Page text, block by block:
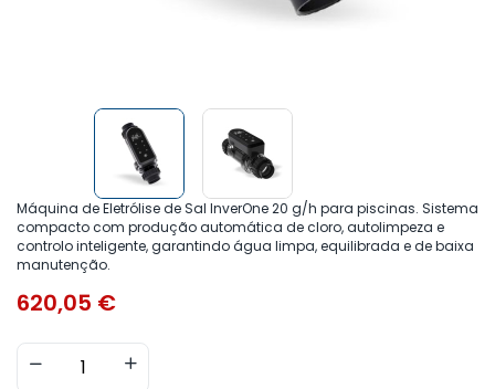
Máquina de Eletrólise de Sal InverOne 20 g/h para piscinas. Sistema
compacto com produção automática de cloro, autolimpeza e
controlo inteligente, garantindo água limpa, equilibrada e de baixa
manutenção.
620,05 €